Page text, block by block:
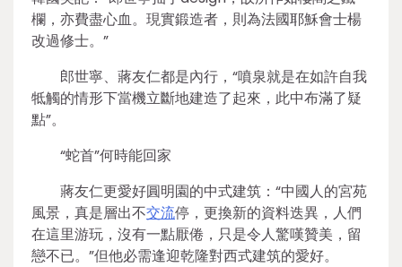
欄，亦費盡心血。現實鍛造者，則為法國耶穌會士楊
改過修士。”
郎世寧、蔣友仁都是內行，“噴泉就是在如許自我
牴觸的情形下當機立斷地建造了起來，此中布滿了疑
點”。
“蛇首”何時能回家
蔣友仁更愛好圓明園的中式建筑：“中國人的宮苑
風景，真是層出不交流停，更換新的資料迭異，人們
在這里游玩，沒有一點厭倦，只是令人驚嘆贊美，留
戀不已。”但他必需逢迎乾隆對西式建筑的愛好。